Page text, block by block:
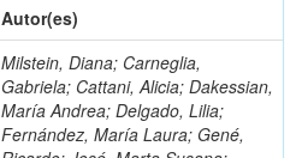
Autor(es)
Milstein, Diana; Carneglia,
Gabriela; Cattani, Alicia; Dakessian,
María Andrea; Delgado, Lilia;
Fernández, María Laura; Gené,